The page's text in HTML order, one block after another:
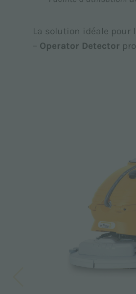
La solution idéale
– Operator Detector